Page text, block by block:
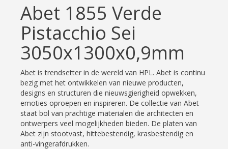
Abet 1855 Verde
Pistacchio Sei
3050x1300x0,9mm
Abet is trendsetter in de wereld van HPL. Abet is continu
bezig met het ontwikkelen van nieuwe producten,
designs en structuren die nieuwsgierigheid opwekken,
emoties oproepen en inspireren. De collectie van Abet
staat bol van prachtige materialen die architecten en
ontwerpers veel mogelijkheden bieden. De platen van
Abet zijn stootvast, hittebestendig, krasbestendig en
anti-vingerafdrukken.